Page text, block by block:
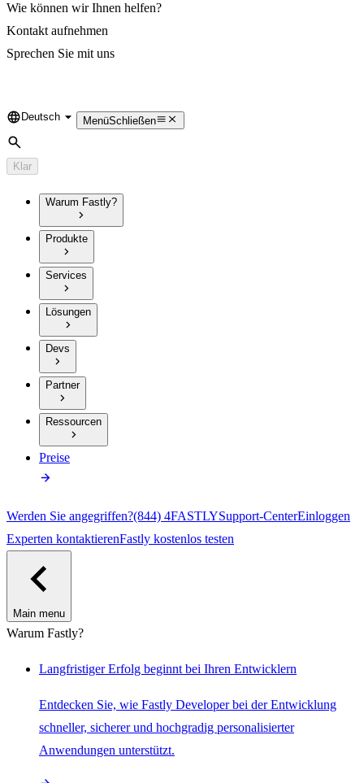
Wie können wir Ihnen helfen?
Kontakt aufnehmen
Sprechen Sie mit uns
Language
Deutsch MenüSchließen
Suche
Klar
Warum Fastly?
Produkte
Services
Lösungen
Devs
Partner
Ressourcen
Preise
Werden Sie angegriffen?(844) 4FASTLYSupport-CenterEinloggen
Experten kontaktierenFastly kostenlos testen
Main menu
Warum Fastly?
Langfristiger Erfolg beginnt bei Ihren Entwicklern
Entdecken Sie, wie Fastly Developer bei der Entwicklung
schneller, sicherer und hochgradig personalisierter
Anwendungen unterstützt.